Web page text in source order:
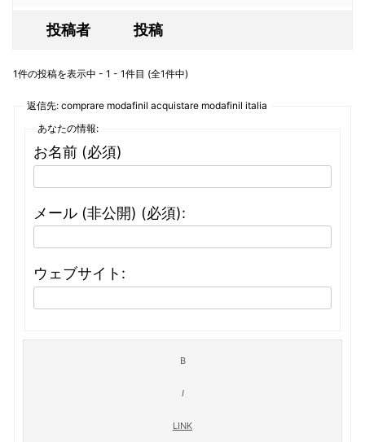
投稿者 投稿
1件の投稿を表示中 - 1 - 1件目 (全1件中)
返信先: comprare modafinil acquistare modafinil italia
あなたの情報:
お名前 (必須)
メール (非公開) (必須):
ウェブサイト: